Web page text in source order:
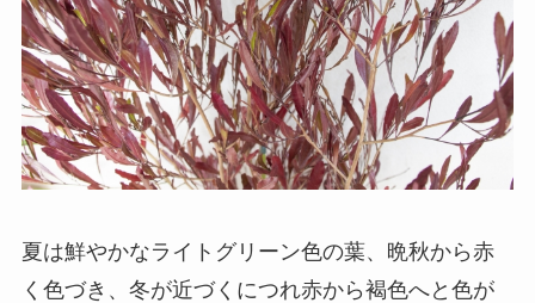
夏は鮮やかなライトグリーン色の葉、晩秋から赤
く色づき、冬が近づくにつれ赤から褐色へと色が